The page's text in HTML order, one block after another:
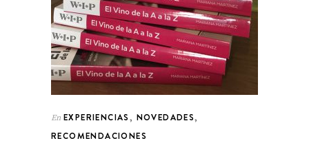
En EXPERIENCIAS, NOVEDADES,
RECOMENDACIONES